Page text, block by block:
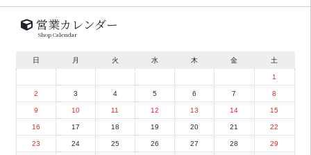
営業カレンダー
Shop Calendar
日 月 火 水 木 金 土
1
2 3 4 5 6 7 8
9 10 11 12 13 14 15
16 17 18 19 20 21 22
23 24 25 26 27 28 29